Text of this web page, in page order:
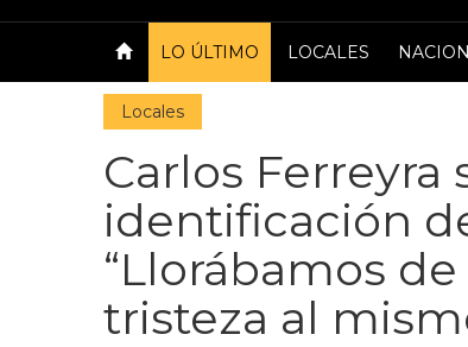
LO ÚLTIMO LOCALES
Locales
Carlos Ferreyra
identificación
“Llorábamos
tristeza al